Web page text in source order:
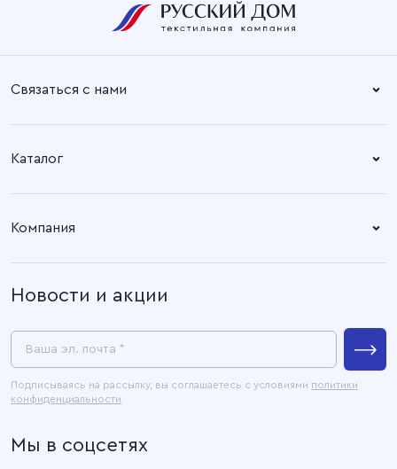
Связаться с нами
+7 (4932) 58-14-67
Время работы:
Пн. – Пт: 8.30 – 17.00
Адрес офиса:
Каталог
Компания
Пресс-центр
Контакты
Карта сайта
Новости и акции
Ваша эл. почта *
Подписываясь на рассылку, вы соглашаетесь с условиями политики
конфиденциальности
Мы в соцсетях